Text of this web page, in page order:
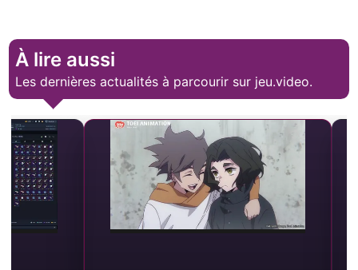
À lire aussi
Les dernières actualités à parcourir sur jeu.video.